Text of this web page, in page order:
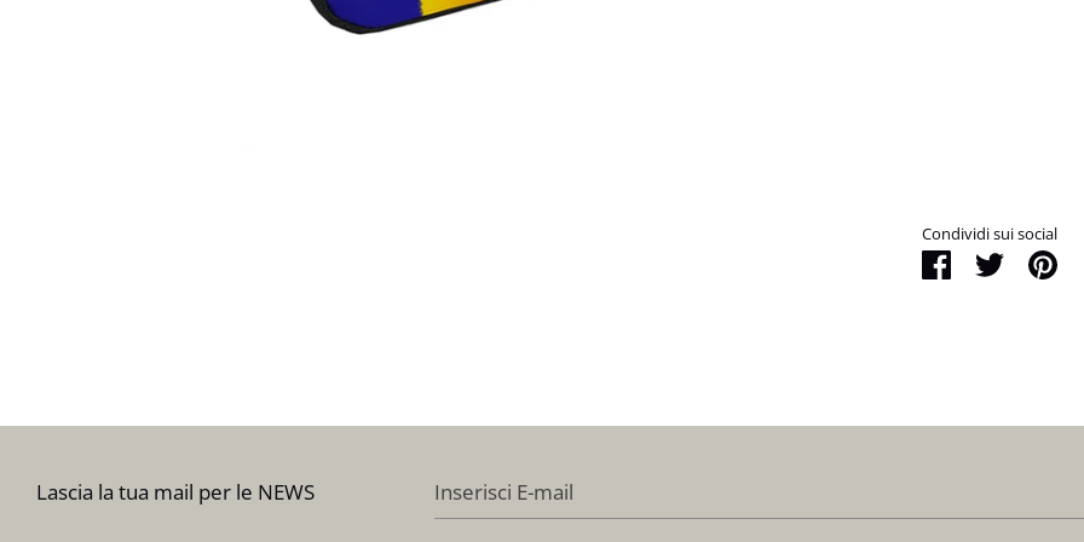
Condividi sui social
Condividi
TweetPin
Lascia la tua mail per le NEWS Inserisci E-mail